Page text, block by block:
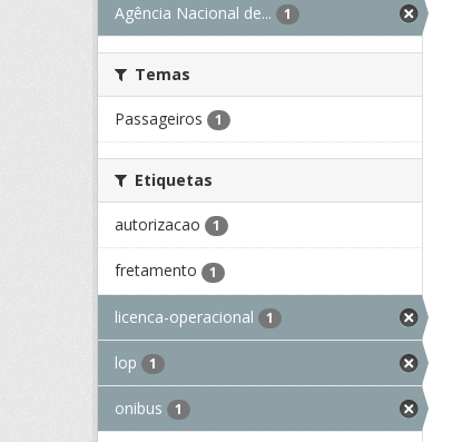
Agência Nacional de... 1
Temas
Passageiros 1
Etiquetas
autorizacao 1
fretamento 1
licenca-operacional 1
lop 1
onibus 1